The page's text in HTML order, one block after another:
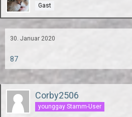
Gast
30. Januar 2020
87
Corby2506
younggay Stamm-User